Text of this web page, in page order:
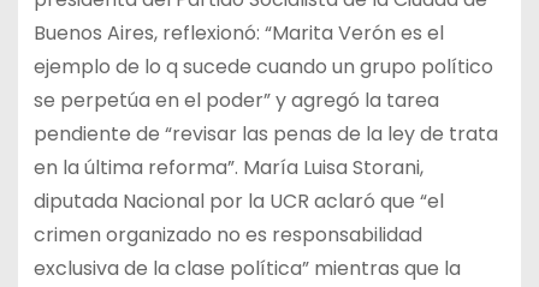
Buenos Aires, reflexionó: “Marita Verón es el
ejemplo de lo q sucede cuando un grupo político
se perpetúa en el poder” y agregó la tarea
pendiente de “revisar las penas de la ley de trata
en la última reforma”. María Luisa Storani,
diputada Nacional por la UCR aclaró que “el
crimen organizado no es responsabilidad
exclusiva de la clase política” mientras que la